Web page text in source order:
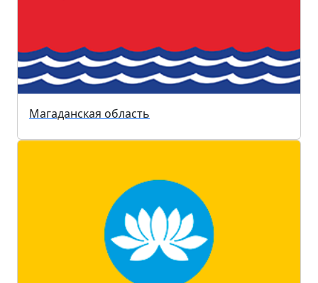
Магаданская область